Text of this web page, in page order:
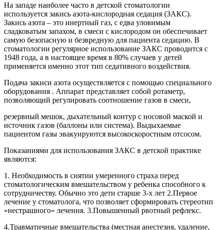
На западе наиболее часто в детской стоматологии
используется закись азота-кислородная седация (ЗАКС).
Закись азота – это инертный газ, с едва уловимым
сладковатым запахом, в смеси с кислородом он обеспечивает
самую безопасную и безвредную для пациента седацию. В
стоматологии регулярное использование ЗАКС проводится с
1948 года, а в настоящее время в 80% случаев у детей
применяется именно этот тип седативного воздействия.
Подача закиси азота осуществляется с помощью специального
оборудования . Аппарат представляет собой ротаметр,
позволяющий регулировать соотношение газов в смеси,
резервный мешок, дыхательный контур с носовой маской и
источник газов (баллоны или система). Выдыхаемые
пациентом газы эвакуируются высокоскоростным отсосом.
Показаниями для использования ЗАКС в детской практике
являются:
1. Необходимость в снятии умеренного страха перед
стоматологическим вмешательством у ребенка способного к
сотрудничеству. Обычно это дети старше 3-х лет 2.Первое
лечение у стоматолога, что позволяет сформировать стереотип
«нестрашного» лечения. 3.Повышенный рвотный рефлекс.
4.Травматичные вмешательства (местная анестезия, удаление,